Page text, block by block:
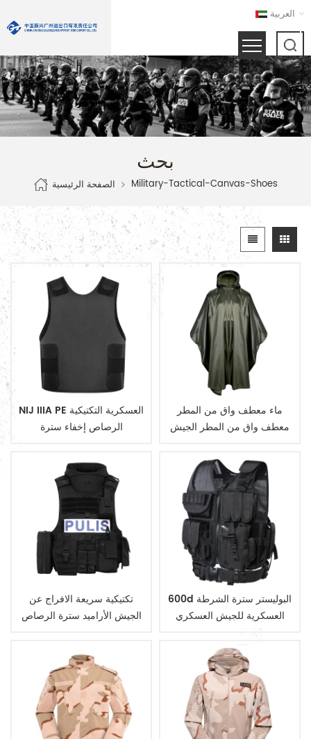
العربية
بحث
الصفحة الرئيسية Military-Tactical-Canvas-Shoes
NIJ IIIA PE العسكرية التكتيكية
الرصاص إخفاء سترة
ماء معطف واق من المطر
معطف واق من المطر الجيش
تكتيكية سريعة الافراج عن
الجيش الأراميد سترة الرصاص
600d البوليستر سترة الشرطة
العسكرية للجيش العسكري